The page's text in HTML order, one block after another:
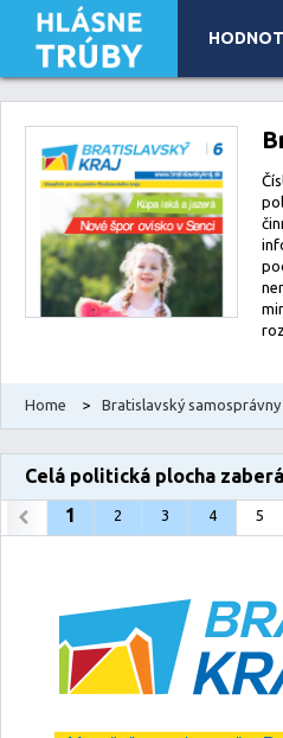
Leaflet| Map data ©OpenStreetMap
Home > Bratislavský samosprávny
Celá politická plocha
1
2 3 4 5